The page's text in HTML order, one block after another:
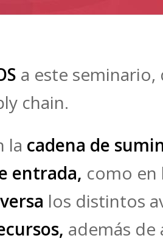
a este
chain.
la cadena de
entrada, como en
los distintos
además de